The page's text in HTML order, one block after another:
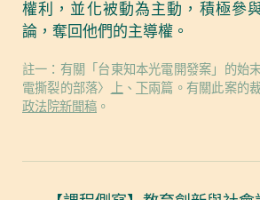
權利，並化被動為主動，積極參
論，奪回他們的主導權。
註一：有關「台東知本光電開發案」的始
電撕裂的部落〉
上 、 下兩篇。有關此案的
政法院新聞稿 。